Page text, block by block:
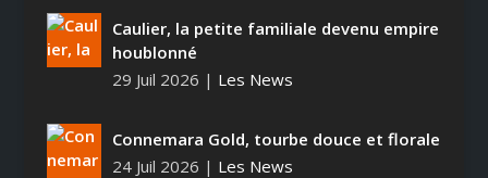
Caulier, la petite familiale devenu empire
houblonné
29 Juil 2026 | Les News
Connemara Gold, tourbe douce et florale
24 Juil 2026 | Les News